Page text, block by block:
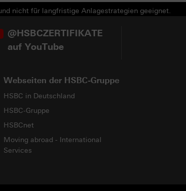
nicht für langfristige Anlagestrategien geeignet.
@HSBCZERTIFIKATE
auf YouTube
Webseiten der HSBC-Gruppe
HSBC in Deutschland
HSBC-Gruppe
HSBCnet
Moving abroad - International
Services